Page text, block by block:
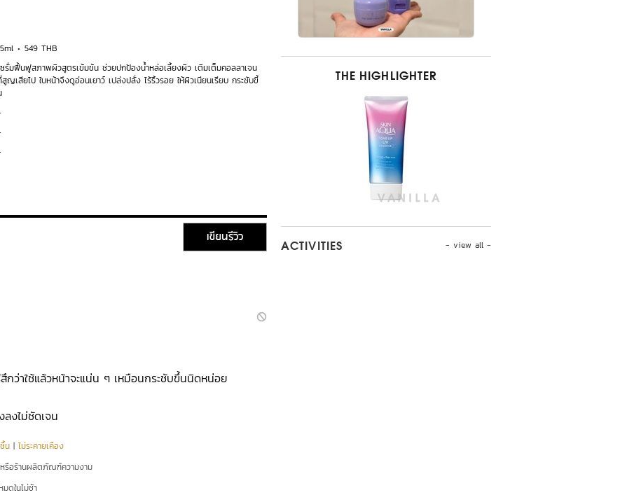
549 THB
รั่มฟื้นฟูสภาพผิวสูตรเข้มข้น ช่วยปกป้องน้ำหล่อเลี้ยงผิว เติมเต็มคอลลาเจน
ญเสียไป ใบหน้าจึงดูอ่อนเยาว์ เปล่งปลั่ง ไร้ริ้วรอย ให้ผิวเนียนเรียบ กระชับขี้
เขียนรีวิว
กว่าใช้แล้วหน้าจะแน่น ๆ เหมือนกระชับขึ้นนิดหน่อย
ลงไม่ชัดเจน
น | ไม่ระคายเคือง
หรือร้านผลิตภัณฑ์ความงาม
มดในไม่ช้า
THE HIGHLIGHTER
- view all -
ACTIVITIES